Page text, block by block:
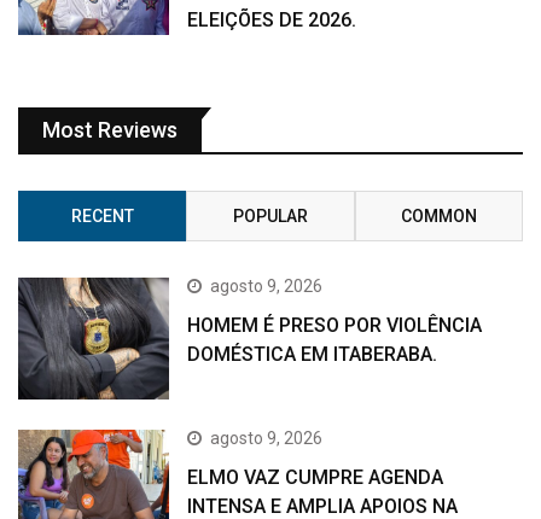
ELEIÇÕES DE 2026.
Most Reviews
RECENT POPULAR COMMON
agosto 9, 2026
HOMEM É PRESO POR VIOLÊNCIA
DOMÉSTICA EM ITABERABA.
agosto 9, 2026
ELMO VAZ CUMPRE AGENDA
INTENSA E AMPLIA APOIOS NA